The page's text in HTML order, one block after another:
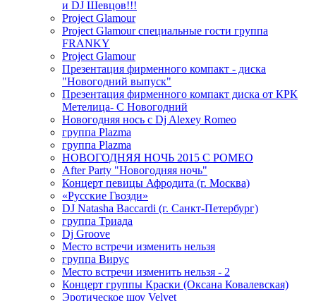
и DJ Шевцов!!!
Project Glamour
Project Glamour специальные гости группа
FRANKY
Project Glamour
Презентация фирменного компакт - диска
"Новогодний выпуск"
Презентация фирменного компакт диска от КРК
Метелица- С Новогодний
Новогодняя нось с Dj Alexey Romeo
группа Plazma
группа Plazma
НОВОГОДНЯЯ НОЧЬ 2015 C РОМЕО
After Party "Новогодняя ночь"
Концерт певицы Афродита (г. Москва)
«Русские Гвозди»
DJ Natasha Baccardi (г. Санкт-Петербург)
группа Триада
Dj Groove
Место встречи изменить нельзя
группа Вирус
Место встречи изменить нельзя - 2
Концерт группы Краски (Оксана Ковалевская)
Эротическое шоу Velvet